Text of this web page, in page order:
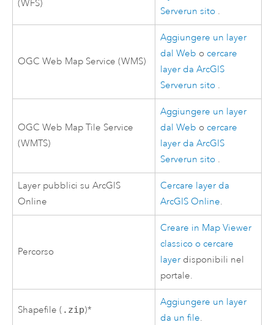
(WFS)
Serverun sito .
OGC Web Map Service (WMS)
Aggiungere un layer
dal Web o cercare
layer daArcGIS
Serverun sito .
OGC Web Map Tile Service
(WMTS)
Aggiungere un layer
dal Web o cercare
layer daArcGIS
Serverun sito .
Layer pubblici suArcGIS
Online
Cercare layer da
ArcGIS Online.
Percorso
Creare in Map Viewer
classico o cercare
layer disponibili nel
portale.
Shapefile ( .zip)*
Aggiungere un layer
da un file.